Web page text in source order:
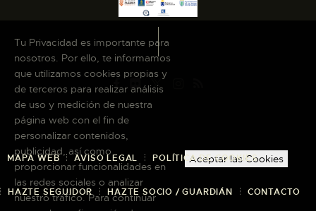
MAPA WEB AVISO LEGAL POLÍTICA DE COOKIES
HAZTE SEGUIDOR HAZTE SOCIO / GUARDIÁN CONTACTO
Tu Privacidad es importante para
nosotros. Por ello, te informamos
que utilizamos cookies propias y
de terceros para realizar análisis
de uso y medición de nuestra
página web con el fin de
personalizar contenidos,
publicidad, así como
proporcionar funcionalidades en
las redes sociales o analizar
nuestro tráfico. Para continuar
Aceptar las Cookies